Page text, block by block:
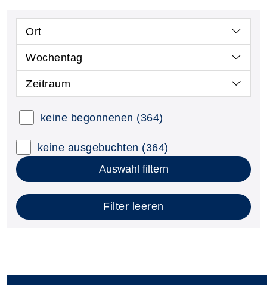
Ort
Wochentag
Zeitraum
keine begonnenen (364)
keine ausgebuchten (364)
Auswahl filtern
Filter leeren